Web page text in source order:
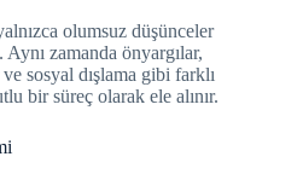
olumsuz düşünceler
zamanda önyargılar,
sosyal dışlama gibi farklı
bir süreç olarak ele alınır.